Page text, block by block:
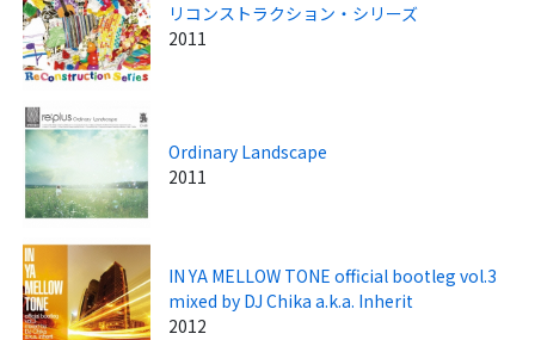
リコンストラクション・シリーズ
2011
Ordinary Landscape
2011
IN YA MELLOW TONE official bootleg vol.3
mixed by DJ Chika a.k.a. Inherit
2012